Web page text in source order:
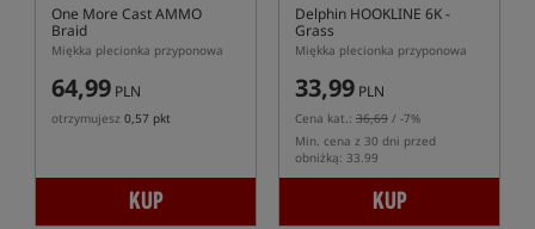
One More Cast AMMO
Braid
Miękka plecionka przyponowa
64,99 PLN
otrzymujesz 0,57 pkt
KUP
Delphin HOOKLINE 6K -
Grass
Miękka plecionka przyponowa
33,99 PLN
Cena kat.: 36,69 / -7%
Min. cena z 30 dni przed
obniżką: 33.99
KUP